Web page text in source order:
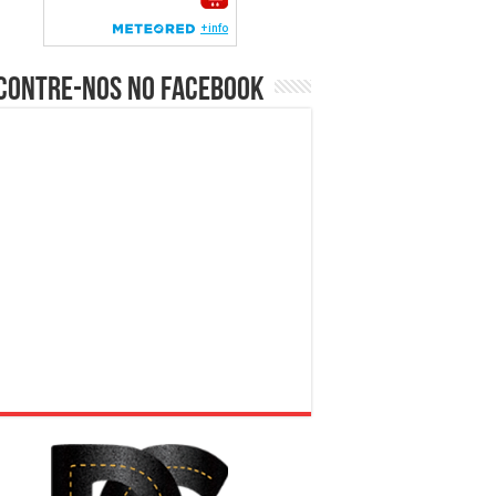
nos no Facebook